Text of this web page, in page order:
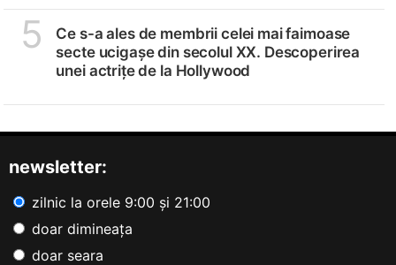
5
Ce s-a ales de membrii celei mai faimoase
secte ucigașe din secolul XX. Descoperirea
unei actrițe de la Hollywood
newsletter:
zilnic la orele 9:00 și 21:00
doar dimineața
doar seara